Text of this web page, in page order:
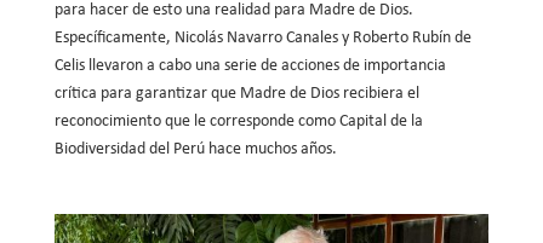
para hacer de esto una realidad para Madre de Dios.
Específicamente, Nicolás Navarro Canales y Roberto Rubín de
Celis llevaron a cabo una serie de acciones de importancia
crítica para garantizar que Madre de Dios recibiera el
reconocimiento que le corresponde como Capital de la
Biodiversidad del Perú hace muchos años.